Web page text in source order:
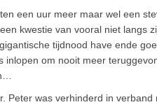
een uur meer maar wel een
kwestie van vooral niet langs
tijdnood have ende
inlopen om nooit meer
Peter was verhinderd in